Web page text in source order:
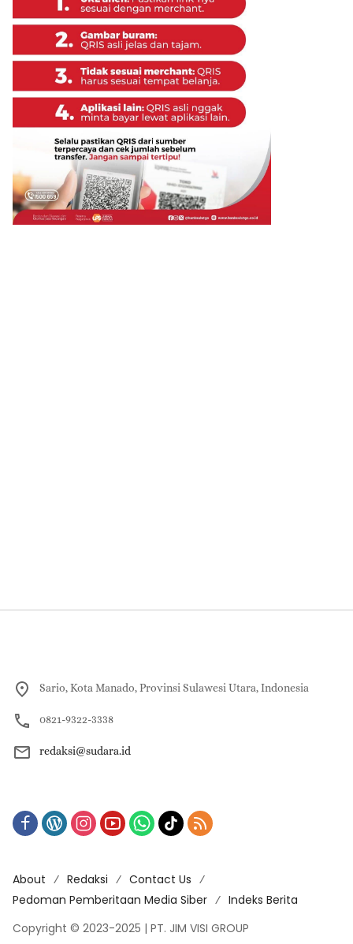
Sario, Kota Manado, Provinsi Sulawesi Utara, Indonesia
0821-9322-3338
redaksi@sudara.id
About Redaksi
Contact Us
Pedoman Pemberitaan Media Siber
Indeks Berita
Copyright © 2023-2025 | PT. JIM VISI GROUP